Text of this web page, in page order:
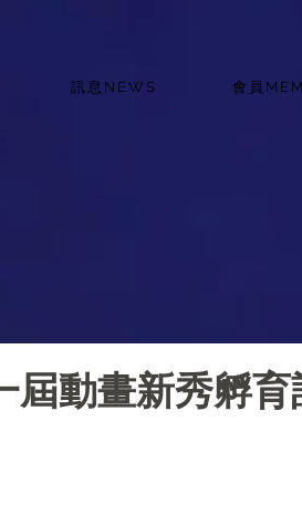
訊息NEWS 會員
屆動畫新秀孵育